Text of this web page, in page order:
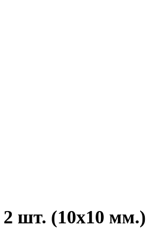
2 шт. (10x10 мм.)